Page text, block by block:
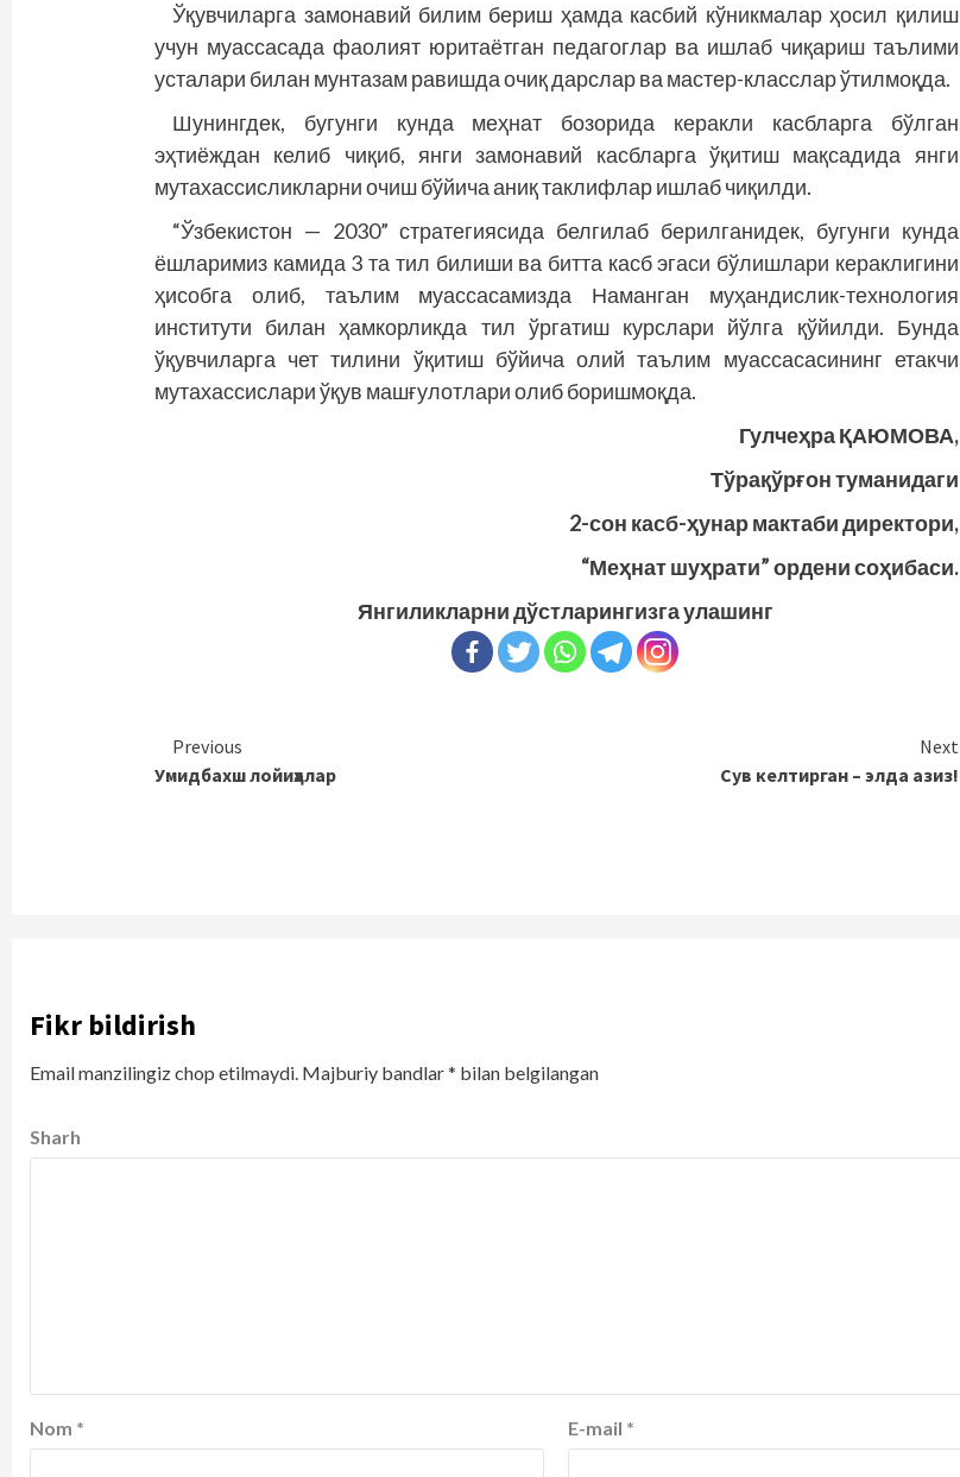
Ўқувчиларга замонавий билим бериш ҳамда касбий кўникмалар ҳосил қилиш
учун муассасада фаолият юритаётган педагоглар ва ишлаб чиқариш таълими
усталари билан мунтазам равишда очиқ дарслар ва мастер-класслар ўтилмоқда.
Шунингдек, бугунги кунда меҳнат бозорида керакли касбларга бўлган
эҳтиёждан келиб чиқиб, янги замонавий касбларга ўқитиш мақсадида янги
мутахассисликларни очиш бўйича аниқ таклифлар ишлаб чиқилди.
“Ўзбекистон — 2030” стратегиясида белгилаб берилганидек, бугунги кунда
ёшларимиз камида 3 та тил билиши ва битта касб эгаси бўлишлари кераклигини
ҳисобга олиб, таълим муассасамизда Наманган муҳандислик-технология
институти билан ҳамкорликда тил ўргатиш курслари йўлга қўйилди. Бунда
ўқувчиларга чет тилини ўқитиш бўйича олий таълим муассасасининг етакчи
мутахассислари ўқув машғулотлари олиб боришмоқда.
Гулчеҳра ҚАЮМОВА,
Тўрақўрғон туманидаги
2-сон касб-ҳунар мактаби директори,
“Меҳнат шуҳрати” ордени соҳибаси.
Янгиликларни дўстларингизга улашинг
Continue
Reading
Previous
Умидбахш лойиҳалар
Next
Сув келтирган – элда азиз!
Fikr bildirish
Email manzilingiz chop etilmaydi. Majburiy bandlar* bilan belgilangan
Sharh
Nom * E-mail *